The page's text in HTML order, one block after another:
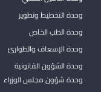
وحدة التخطيط وتطوير
وحدة الطب الخاص
وحدة الإسعاف والطوارئ
وحدة الشؤون القانونية
وحدة شؤون مجلس الوزراء